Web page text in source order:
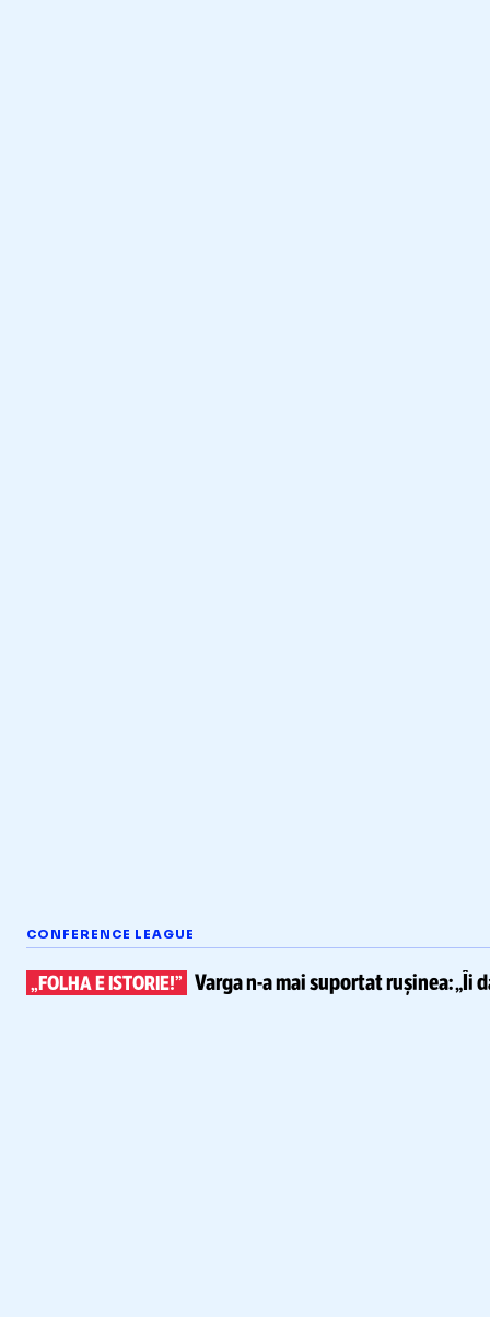
CONFERENCE LEAGUE
„FOLHA E ISTORIE!” Vargan-amai suportat rușinea:„Îi